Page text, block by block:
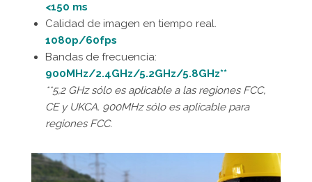
<150 ms
Calidad de imagen en tiempo real.
1080p/60fps
Bandas de frecuencia:
900MHz/2.4GHz/5.2GHz/5.8GHz**
**5,2 GHz sólo es aplicable a las regiones FCC,
CE y UKCA. 900MHz sólo es aplicable para
regiones FCC.